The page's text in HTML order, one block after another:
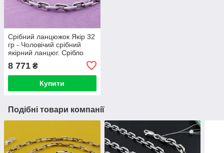
Срібний ланцюжок Якір 32
гр - Чоловічий срібний
якірний ланцюг. Срібло
8 771 ₴
Купити
Подібні товари компанії